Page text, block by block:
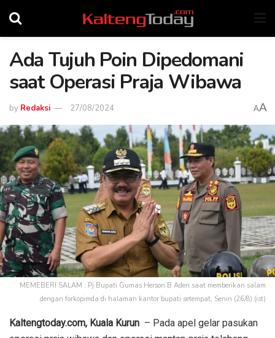
Ada Tujuh Poin Dipedomani
saat Operasi Praja Wibawa
by Redaksi 27/08/2024 AA
MEMEBERI SALAM : Pj Bupati Gumas Herson B Aden saat memberikan salam
dengan forkopimda di halaman kantor bupati setempat, Senin (26/8).(ist)
Kaltengtoday.com, Kuala Kurun – Pada apel gelar pasukan